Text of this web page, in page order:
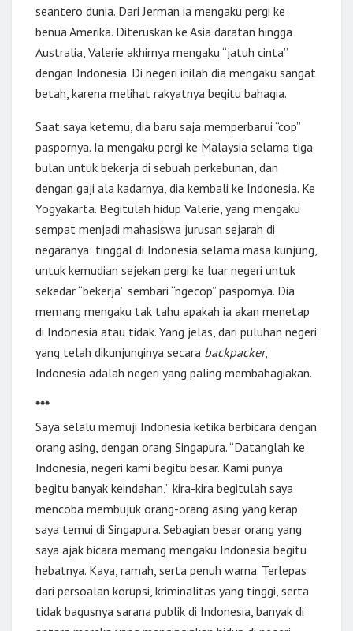
seantero dunia. Dari Jerman ia mengaku pergi ke
benua Amerika. Diteruskan ke Asia daratan hingga
Australia, Valerie akhirnya mengaku “jatuh cinta”
dengan Indonesia. Di negeri inilah dia mengaku sangat
betah, karena melihat rakyatnya begitu bahagia.
Saat saya ketemu, dia baru saja memperbarui “cop”
paspornya. Ia mengaku pergi ke Malaysia selama tiga
bulan untuk bekerja di sebuah perkebunan, dan
dengan gaji ala kadarnya, dia kembali ke Indonesia. Ke
Yogyakarta. Begitulah hidup Valerie, yang mengaku
sempat menjadi mahasiswa jurusan sejarah di
negaranya: tinggal di Indonesia selama masa kunjung,
untuk kemudian sejekan pergi ke luar negeri untuk
sekedar “bekerja” sembari “ngecop” paspornya. Dia
memang mengaku tak tahu apakah ia akan menetap
di Indonesia atau tidak. Yang jelas, dari puluhan negeri
yang telah dikunjunginya secara backpacker,
Indonesia adalah negeri yang paling membahagiakan.
***
Saya selalu memuji Indonesia ketika berbicara dengan
orang asing, dengan orang Singapura. “Datanglah ke
Indonesia, negeri kami begitu besar. Kami punya
begitu banyak keindahan,” kira-kira begitulah saya
mencoba membujuk orang-orang asing yang kerap
saya temui di Singapura. Sebagian besar orang yang
saya ajak bicara memang mengaku Indonesia begitu
hebatnya. Kaya, ramah, serta penuh warna. Terlepas
dari persoalan korupsi, kriminalitas yang tinggi, serta
tidak bagusnya sarana publik di Indonesia, banyak di